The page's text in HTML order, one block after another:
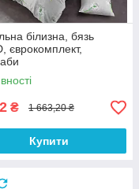
білизна, бязь
єврокомплект,
₴ 1 663,20 ₴
Купити